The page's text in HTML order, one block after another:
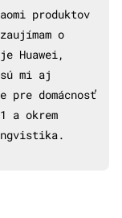
produktov
o
Huawei,
sú mi aj
pre domácnosť
a okrem